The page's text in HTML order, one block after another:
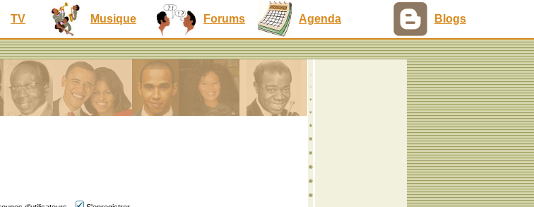
TV Musique Forums Agenda Blogs